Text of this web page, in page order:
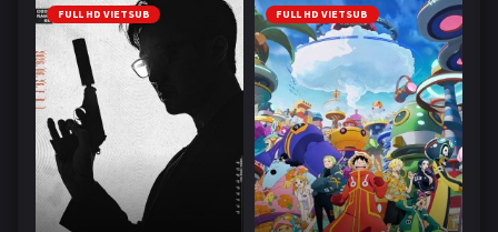
FULL HD VIETSUB FULL HD VIETSUB